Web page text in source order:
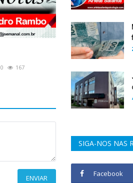
0 167
ENVIAR
SIGA-NOS NAS
Facebook